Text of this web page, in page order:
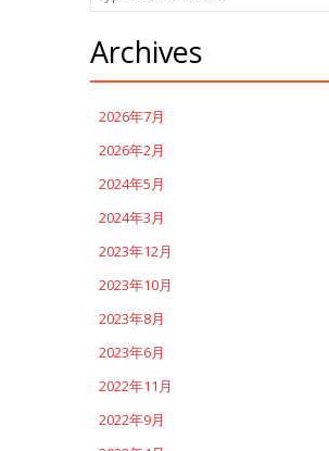
Archives
2026年7月
2026年2月
2024年5月
2024年3月
2023年12月
2023年10月
2023年8月
2023年6月
2022年11月
2022年9月